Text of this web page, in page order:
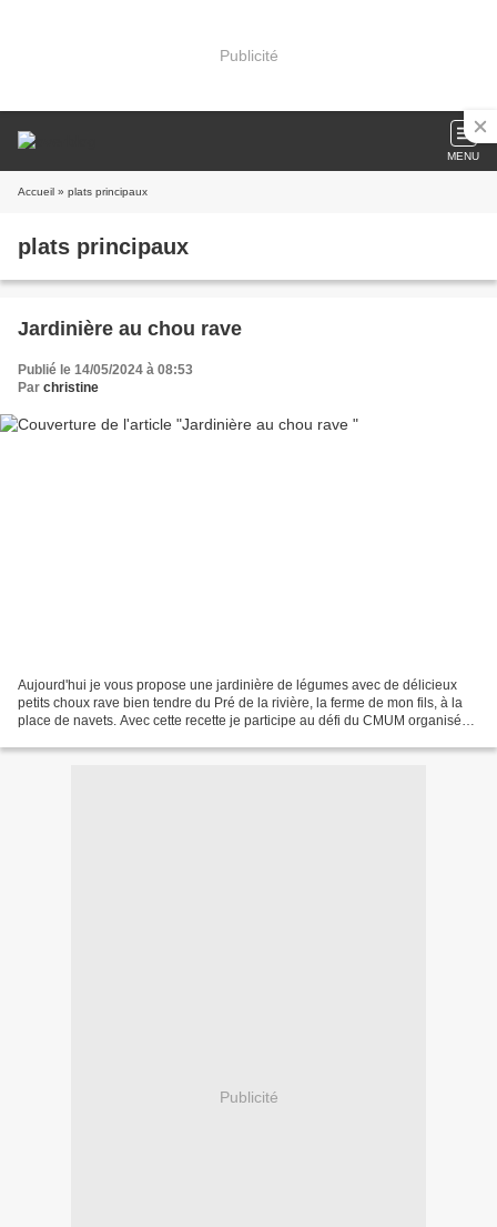
Publicité
MENU
Accueil » plats principaux
plats principaux
Jardinière au chou rave
Publié le 14/05/2024 à 08:53
Par christine
Aujourd'hui je vous propose une jardinière de légumes avec de délicieux
petits choux rave bien tendre du Pré de la rivière, la ferme de mon fils, à la
place de navets. Avec cette recette je participe au défi du CMUM organisé
Publicité